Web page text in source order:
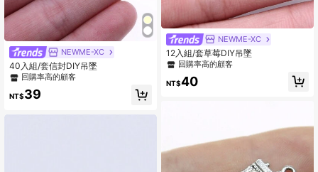
NEWME-XC
40入組/套信封DIY吊墜
回購率高的顧客
NT$39
NEWME-XC
12入組/套草莓DIY吊墜
回購率高的顧客
NT$40